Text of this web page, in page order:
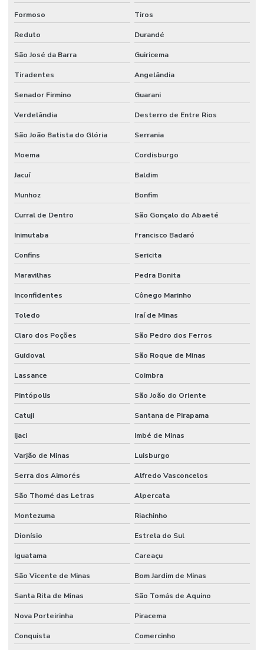
Formoso Tiros
Reduto Durandé
São José da Barra Guiricema
Tiradentes Angelândia
Senador Firmino Guarani
Verdelândia Desterro de Entre Rios
São João Batista do Glória Serrania
Moema Cordisburgo
Jacuí Baldim
Munhoz Bonfim
Curral de Dentro São Gonçalo do Abaeté
Inimutaba Francisco Badaró
Confins Sericita
Maravilhas Pedra Bonita
Inconfidentes Cônego Marinho
Toledo Iraí de Minas
Claro dos Poções São Pedro dos Ferros
Guidoval São Roque de Minas
Lassance Coimbra
Pintópolis São João do Oriente
Catuji Santana de Pirapama
Ijaci Imbé de Minas
Varjão de Minas Luisburgo
Serra dos Aimorés Alfredo Vasconcelos
São Thomé das Letras Alpercata
Montezuma Riachinho
Dionísio Estrela do Sul
Iguatama Careaçu
São Vicente de Minas Bom Jardim de Minas
Santa Rita de Minas São Tomás de Aquino
Nova Porteirinha Piracema
Conquista Comercinho